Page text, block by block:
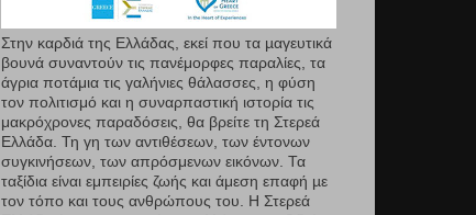
Στην καρδιά της Ελλάδας, εκεί που τα µαγευτικά
βουνά συναντούν τις πανέμορφες παραλίες, τα
άγρια ποτάμια τις γαλήνιες θάλασσες, η φύση
τον πολιτισμό και η συναρπαστική ιστορία τις
μακρόχρονες παραδόσεις, θα βρείτε τη Στερεά
Ελλάδα. Τη γη των αντιθέσεων, των έντονων
συγκινήσεων, των απρόσμενων εικόνων. Τα
ταξίδια είναι εμπειρίες ζωής και άμεση επαφή µε
τον τόπο και τους ανθρώπους του. Η Στερεά